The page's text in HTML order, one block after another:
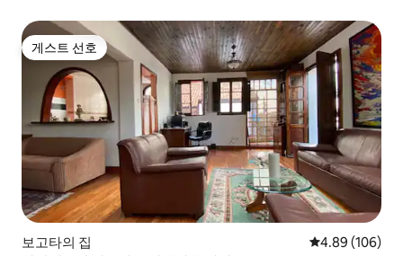
게스트 선호
게스트 선호
보고타의 집 평점 4.89점(5
4.89 (106)